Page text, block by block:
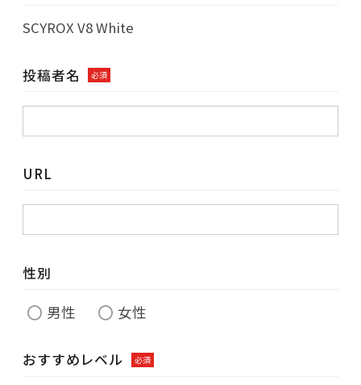
SCYROX V8 White
投稿者名 必須
URL
性別
男性 女性
おすすめレベル 必須